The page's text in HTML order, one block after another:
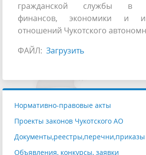
гражданской службы в
финансов, экономики и
отношений Чукотского
ФАЙЛ: Загрузить
Нормативно-правовые акты
Проекты законов Чукотского АО
Документы,реестры,перечни,приказы
Объявления, конкурсы, заявки